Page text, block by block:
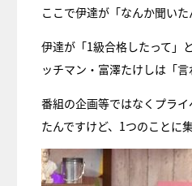
ここで伊達が「なんか聞い
伊達が「1級合格したって」
ッチマン・富澤たけしは「言
番組の企画等ではなくプラ
たんですけど、1つのことに